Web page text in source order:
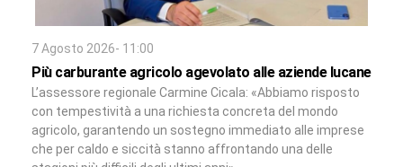
7 Agosto 2026- 11:00
Più carburante agricolo agevolato alle aziende lucane
L’assessore regionale Carmine Cicala: «Abbiamo risposto
con tempestività a una richiesta concreta del mondo
agricolo, garantendo un sostegno immediato alle imprese
che per caldo e siccità stanno affrontando una delle